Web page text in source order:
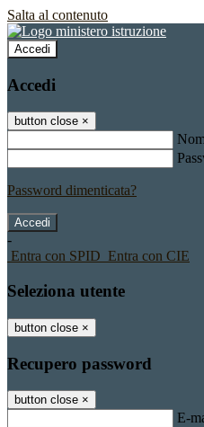
Salta al contenuto
Accedi
Accedi
button close ×
Password dimenticata?
-
Entra con SPID Entra con CIE
Seleziona utente
button close ×
Recupero password
button close ×
E-